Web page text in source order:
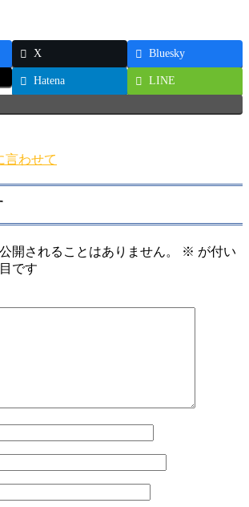
X
Bluesky
Hatena
LINE
言わせて
開されることはありません。 ※ が付い
です